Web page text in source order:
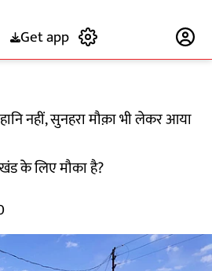
Get app
नहीं, सुनहरा मौक़ा भी लेकर आया
के लिए मौका है?